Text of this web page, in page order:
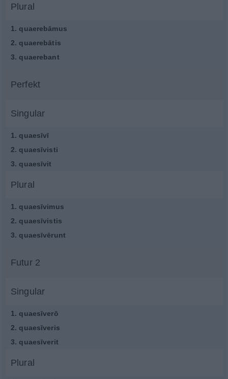
Plural
1. quaerebāmus
2. quaerebātis
3. quaerebant
Perfekt
Singular
1. quaesīvī
2. quaesīvisti
3. quaesīvit
Plural
1. quaesīvimus
2. quaesīvistis
3. quaesīvērunt
Futur 2
Singular
1. quaesīverō
2. quaesīveris
3. quaesīverit
Plural